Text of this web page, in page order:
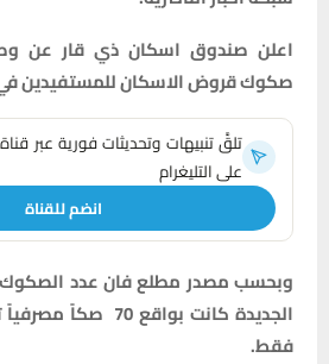
اعلن صندوق اسكان ذي قار عن
صكوك قروض الاسكان للمستفيدين
تلقَّ تنبيهات وتحديثات فورية عبر قناة
على التليغرام
انضم للقناة
وبحسب مصدر مطلع فان عدد الصكوك
الجديدة كانت
فقط.